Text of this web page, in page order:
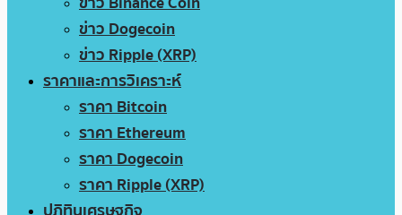
ข่าว Dogecoin
ข่าว Ripple (XRP)
ราคาและการวิเคราะห์
ราคา Bitcoin
ราคา Ethereum
ราคา Dogecoin
ราคา Ripple (XRP)